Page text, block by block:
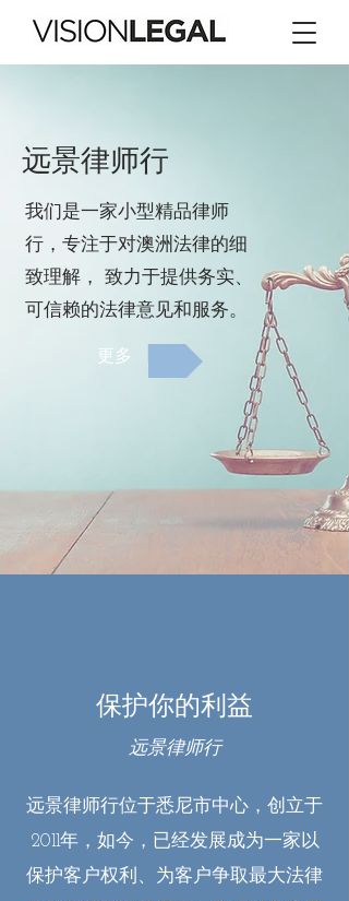
远景律师行
我们是一家小型精品律师
行，专注于对澳洲法律的细
致理解， 致力于提供务实、
可信赖的法律意见和服务。
更多
保护你的利益
远景律师行
远景律师行位于悉尼市中心，创立于
2011年，如今，已经发展成为一家以
保护客户权利、为客户争取最大法律